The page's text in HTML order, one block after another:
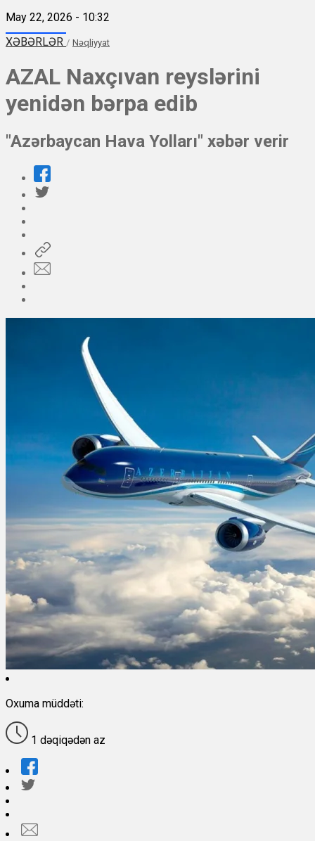
May 22, 2026 - 10:32
XƏBƏRLƏR / Nəqliyyat
AZAL Naxçıvan reyslərini
yenidən bərpa edib
"Azərbaycan Hava Yolları" xəbər verir
Oxuma müddəti:
1 dəqiqədən az